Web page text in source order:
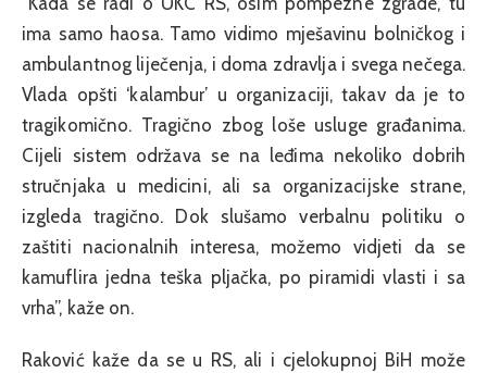
ima samo haosa. Tamo vidimo mješavinu bolničkog i
ambulantnog liječenja, i doma zdravlja i svega nečega.
Vlada opšti ‘kalambur’ u organizaciji, takav da je to
tragikomično. Tragično zbog loše usluge građanima.
Cijeli sistem održava se na leđima nekoliko dobrih
stručnjaka u medicini, ali sa organizacijske strane,
izgleda tragično. Dok slušamo verbalnu politiku o
zaštiti nacionalnih interesa, možemo vidjeti da se
kamuflira jedna teška pljačka, po piramidi vlasti i sa
vrha”, kaže on.
Raković kaže da se u RS, ali i cjelokupnoj BiH može